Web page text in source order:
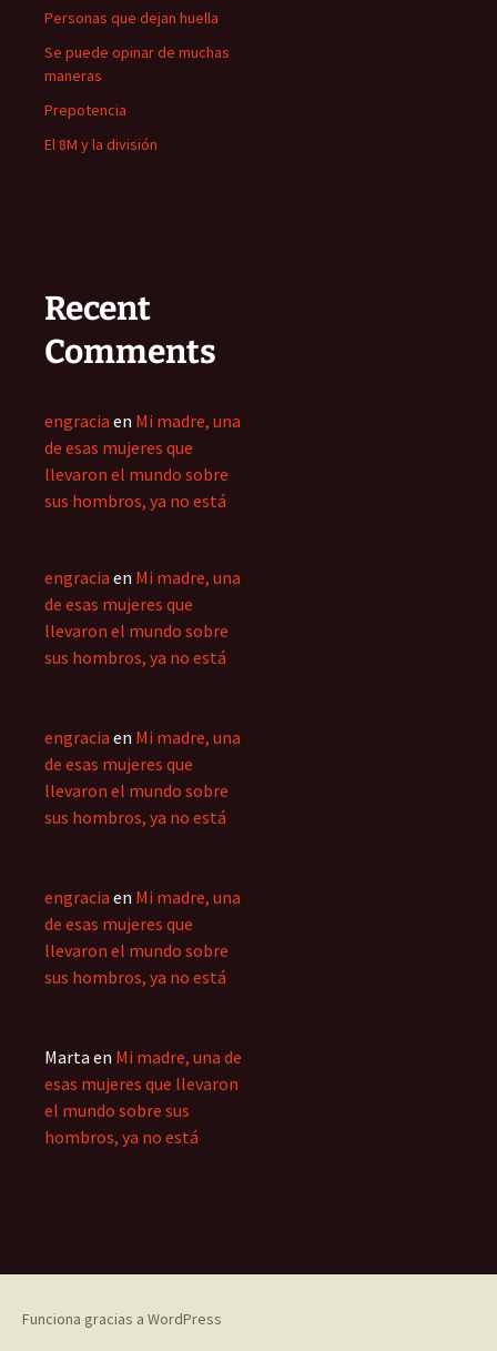
Personas que dejan huella
Se puede opinar de muchas
maneras
Prepotencia
El 8M y la división
Recent
Comments
engracia en Mi madre, una
de esas mujeres que
llevaron el mundo sobre
sus hombros, ya no está
engracia en Mi madre, una
de esas mujeres que
llevaron el mundo sobre
sus hombros, ya no está
engracia en Mi madre, una
de esas mujeres que
llevaron el mundo sobre
sus hombros, ya no está
engracia en Mi madre, una
de esas mujeres que
llevaron el mundo sobre
sus hombros, ya no está
Marta en Mi madre, una de
esas mujeres que llevaron
el mundo sobre sus
hombros, ya no está
Funciona gracias a WordPress